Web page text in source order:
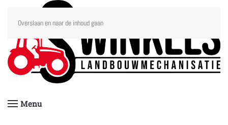
Overslaan en naar de inhoud gaan
Menu